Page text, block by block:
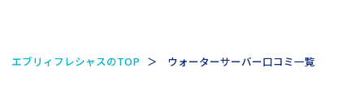
エブリィフレシャスのTOP ウォーターサーバー口コミ一覧